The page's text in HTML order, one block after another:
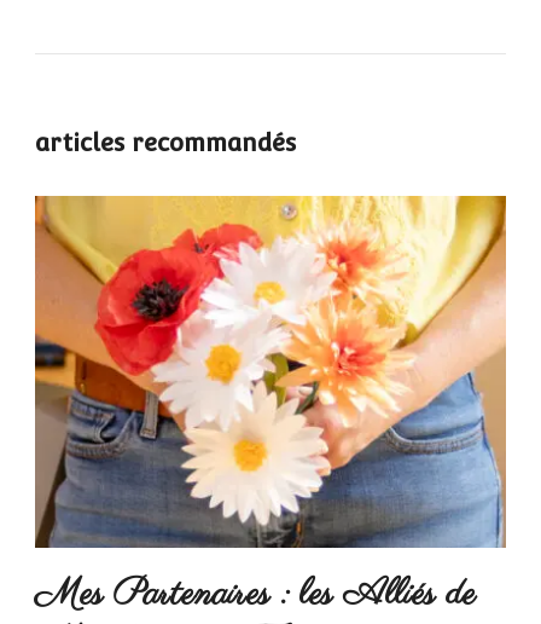
articles recommandés
Mes Partenaires : les Alliés de